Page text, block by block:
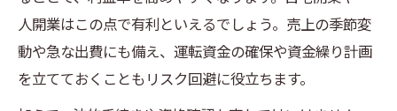
資格なしで整体開業する場合の注意点
整体師として独立開業するまでの準備
整体開業における資格取得のメリット
人開業はこの点で有利といえるでしょう。売上の季節変
動や急な出費にも備え、運転資金の確保や資金繰り計画
を立てておくこともリスク回避に役立ちます。